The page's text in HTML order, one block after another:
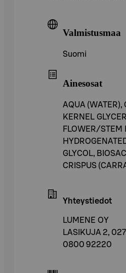
Valmistusmaa
Suomi
Ainesosat
AQUA (WATER),
KERNEL
FLOWER/STEM
GLYCOL,
CRISPUS
Yhteystiedot
LUMENE OY
LASIKUJA 2,
0800 92220